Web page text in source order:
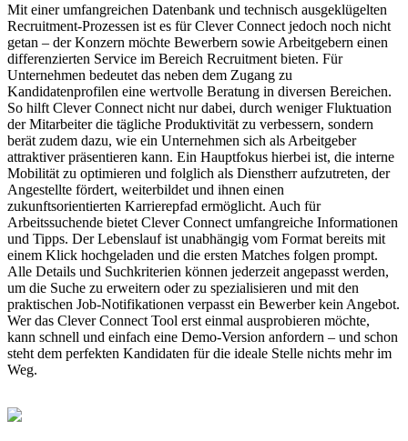
Mit einer umfangreichen Datenbank und technisch ausgeklügelten
Recruitment-Prozessen ist es für Clever Connect jedoch noch nicht
getan – der Konzern möchte Bewerbern sowie Arbeitgebern einen
differenzierten Service im Bereich Recruitment bieten. Für
Unternehmen bedeutet das neben dem Zugang zu
Kandidatenprofilen eine wertvolle Beratung in diversen Bereichen.
So hilft Clever Connect nicht nur dabei, durch weniger Fluktuation
der Mitarbeiter die tägliche Produktivität zu verbessern, sondern
berät zudem dazu, wie ein Unternehmen sich als Arbeitgeber
attraktiver präsentieren kann. Ein Hauptfokus hierbei ist, die interne
Mobilität zu optimieren und folglich als Dienstherr aufzutreten, der
Angestellte fördert, weiterbildet und ihnen einen
zukunftsorientierten Karrierepfad ermöglicht. Auch für
Arbeitssuchende bietet Clever Connect umfangreiche Informationen
und Tipps. Der Lebenslauf ist unabhängig vom Format bereits mit
einem Klick hochgeladen und die ersten Matches folgen prompt.
Alle Details und Suchkriterien können jederzeit angepasst werden,
um die Suche zu erweitern oder zu spezialisieren und mit den
praktischen Job-Notifikationen verpasst ein Bewerber kein Angebot.
Wer das Clever Connect Tool erst einmal ausprobieren möchte,
kann schnell und einfach eine Demo-Version anfordern – und schon
steht dem perfekten Kandidaten für die ideale Stelle nichts mehr im
Weg.